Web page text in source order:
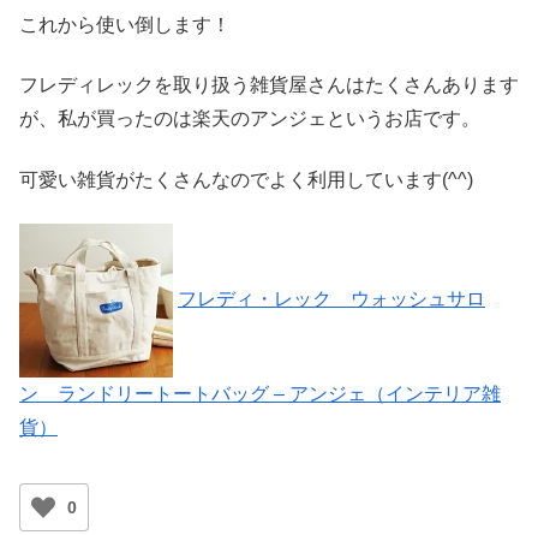
これから使い倒します！
フレディレックを取り扱う雑貨屋さんはたくさんあります
が、私が買ったのは楽天のアンジェというお店です。
可愛い雑貨がたくさんなのでよく利用しています(^^)
フレディ・レック ウォッシュサロ
ン ランドリートートバッグ – アンジェ（インテリア雑
貨）
0